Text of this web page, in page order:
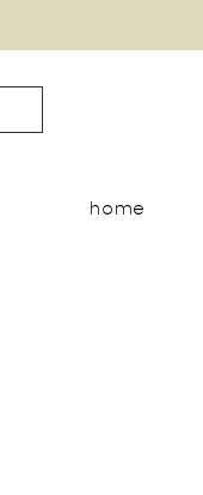
home